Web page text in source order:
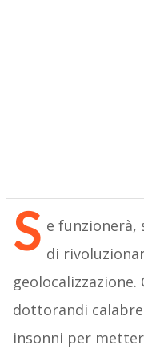
S e funzionerà,
di
dottorandi
insonni per